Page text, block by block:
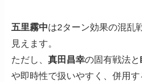
五里霧中は2ターン効果の混乱
見えます。
ただし、真田昌幸の固有戦法と
や即時性で扱いやすく、併用